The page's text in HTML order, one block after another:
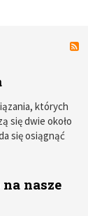
których
się dwie około
się osiągnąć
nasze